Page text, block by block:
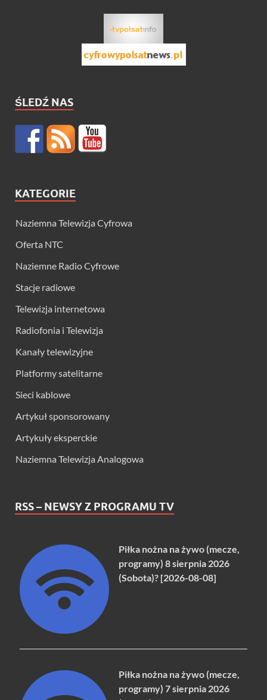
ŚLEDŹ NAS
KATEGORIE
Naziemna Telewizja Cyfrowa
Oferta NTC
Naziemne Radio Cyfrowe
Stacje radiowe
Telewizja internetowa
Radiofonia i Telewizja
Kanały telewizyjne
Platformy satelitarne
Sieci kablowe
Artykuł sponsorowany
Artykuły eksperckie
Naziemna Telewizja Analogowa
RSS – NEWSY Z PROGRAMU TV
Piłka nożna na żywo (mecze,
programy) 8 sierpnia 2026
(Sobota)? [2026-08-08]
Piłka nożna na żywo (mecze,
programy) 7 sierpnia 2026